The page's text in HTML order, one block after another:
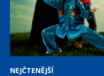
NEJČTENĚJŠÍ